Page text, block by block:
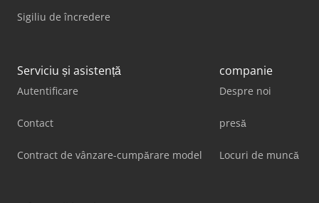
Sigiliu de încredere
Serviciu și asistență
Autentificare
Contact
Contract de vânzare-cumpărare model
companie
Despre noi
presă
Locuri de muncă